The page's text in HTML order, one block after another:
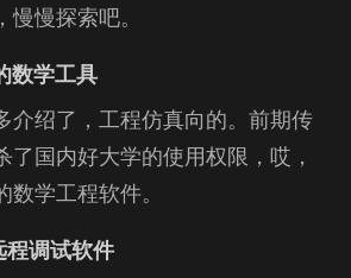
慢探索吧。
数学工具
介绍了，工程仿真向的。前期传
国内好大学的使用权限，哎，
学工程软件。
调试软件